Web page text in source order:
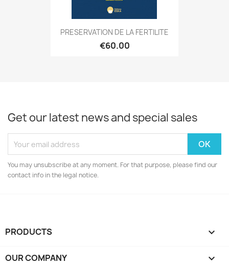
PRESERVATION DE LA FERTILITE
€60.00
Get our latest news and special sales
You may unsubscribe at any moment. For that purpose, please find our
contact info in the legal notice.
PRODUCTS 
OUR COMPANY 